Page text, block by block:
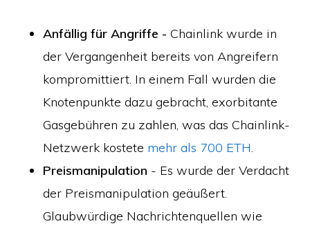
Anfällig für Angriffe -Chainlink wurde in
der Vergangenheit bereits von Angreifern
kompromittiert. In einem Fall wurden die
Knotenpunkte dazu gebracht, exorbitante
Gasgebühren zu zahlen, was das Chainlink-
Netzwerk kostete mehr als 700 ETH.
Preismanipulation - Es wurde der Verdacht
der Preismanipulation geäußert.
Glaubwürdige Nachrichtenquellen wie